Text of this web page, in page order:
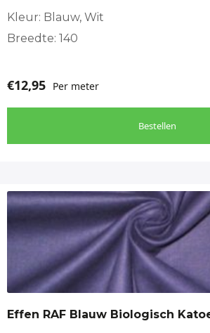
Kleur: Blauw, Wit
Breedte: 140
€12,95 Per meter
Bestellen
Effen RAF Blauw Biologisch